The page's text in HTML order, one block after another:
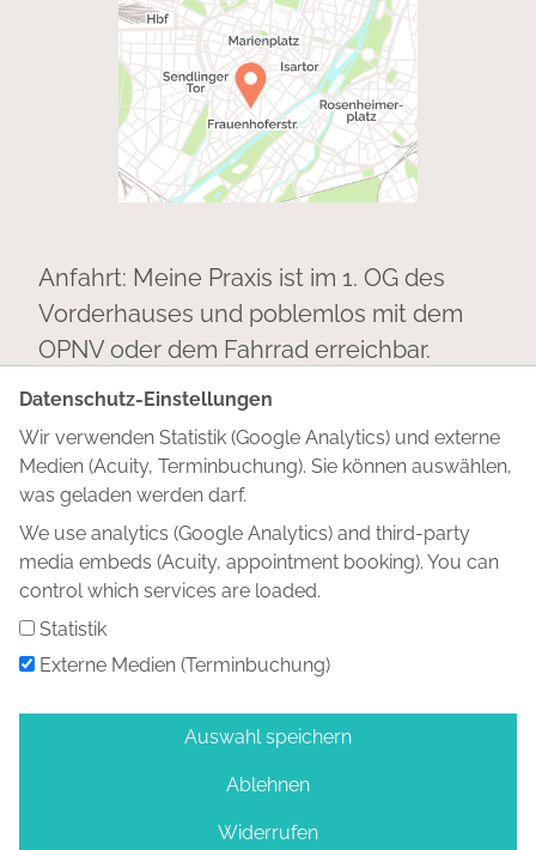
Anfahrt: Meine Praxis ist im 1. OG des
Vorderhauses und poblemlos mit dem
OPNV oder dem Fahrrad erreichbar.
Beachten Sie bitte, dass ich aufgrund der
zentralen Lage keinen Parkplatz zur
Verfügung stellen kann. Die öffentlichen
Parkplätze in der Umgebung sind
begrenzt, doch in einem 10 Gehminuten
Radius befinden sich mehrere
Parkhäuser.
Sie finden mich außerdem auf
Gerne können wir uns auch hier
Datenschutz-Einstellungen
Wir verwenden Statistik (Google Analytics) und externe
Medien (Acuity, Terminbuchung). Sie können auswählen,
was geladen werden darf.
We use analytics (Google Analytics) and third-party
media embeds (Acuity, appointment booking). You can
control which services are loaded.
Statistik
Externe Medien (Terminbuchung)
Auswahl speichern
Ablehnen
Widerrufen